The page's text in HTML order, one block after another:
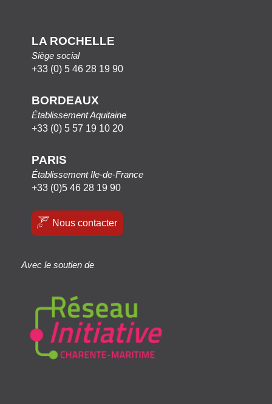
LA ROCHELLE
Siège social
+33 (0) 5 46 28 19 90
BORDEAUX
Établissement Aquitaine
+33 (0) 5 57 19 10 20
PARIS
Établissement Ile-de-France
+33 (0)5 46 28 19 90
Nous contacter
Avec le soutien de